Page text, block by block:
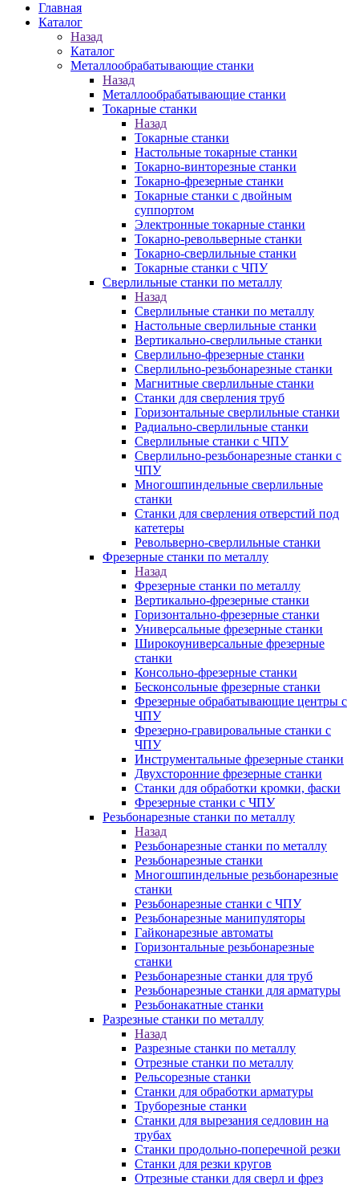
Главная
Каталог
Назад
Каталог
Металлообрабатывающие станки
Назад
Металлообрабатывающие станки
Токарные станки
Назад
Токарные станки
Настольные токарные станки
Токарно-винторезные станки
Токарно-фрезерные станки
Токарные станки с двойным
суппортом
Электронные токарные станки
Токарно-револьверные станки
Токарно-сверлильные станки
Токарные станки с ЧПУ
Сверлильные станки по металлу
Назад
Сверлильные станки по металлу
Настольные сверлильные станки
Вертикально-сверлильные станки
Сверлильно-фрезерные станки
Сверлильно-резьбонарезные станки
Магнитные сверлильные станки
Станки для сверления труб
Горизонтальные сверлильные станки
Радиально-сверлильные станки
Сверлильные станки с ЧПУ
Сверлильно-резьбонарезные станки с
ЧПУ
Многошпиндельные сверлильные
станки
Станки для сверления отверстий под
катетеры
Револьверно-сверлильные станки
Фрезерные станки по металлу
Назад
Фрезерные станки по металлу
Вертикально-фрезерные станки
Горизонтально-фрезерные станки
Универсальные фрезерные станки
Широкоуниверсальные фрезерные
станки
Консольно-фрезерные станки
Бесконсольные фрезерные станки
Фрезерные обрабатывающие центры с
ЧПУ
Фрезерно-гравировальные станки с
ЧПУ
Инструментальные фрезерные станки
Двухсторонние фрезерные станки
Станки для обработки кромки, фаски
Фрезерные станки с ЧПУ
Резьбонарезные станки по металлу
Назад
Резьбонарезные станки по металлу
Резьбонарезные станки
Многошпиндельные резьбонарезные
станки
Резьбонарезные станки с ЧПУ
Резьбонарезные манипуляторы
Гайконарезные автоматы
Горизонтальные резьбонарезные
станки
Резьбонарезные станки для труб
Резьбонарезные станки для арматуры
Резьбонакатные станки
Разрезные станки по металлу
Назад
Разрезные станки по металлу
Отрезные станки по металлу
Рельсорезные станки
Станки для обработки арматуры
Труборезные станки
Станки для вырезания седловин на
трубаx
Станки продольно-поперечной резки
Станки для резки кругов
Отрезные станки для сверл и фрез